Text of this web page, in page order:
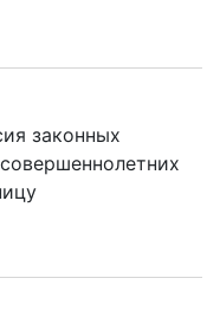
законных